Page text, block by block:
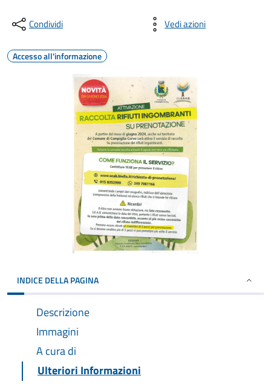
Condividi Vedi azioni
Accesso all'informazione
INDICE DELLA PAGINA
Descrizione
Immagini
A cura di
Ulteriori Informazioni